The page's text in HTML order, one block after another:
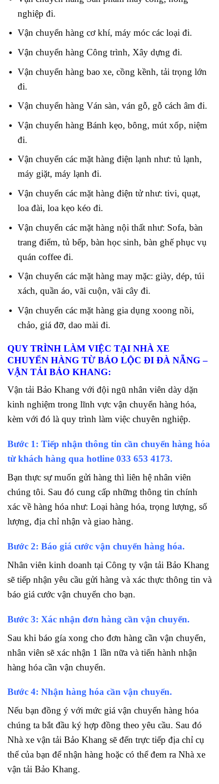
nghiệp đi.
Vận chuyển hàng cơ khí, máy móc các loại đi.
Vận chuyển hàng Công trình, Xây dựng đi.
Vận chuyển hàng bao xe, cồng kềnh, tải trọng lớn
đi.
Vận chuyển hàng Ván sàn, ván gỗ, gỗ cách âm đi.
Vận chuyển hàng Bánh kẹo, bông, mút xốp, niệm
đi.
Vận chuyển các mặt hàng điện lạnh như: tủ lạnh,
máy giặt, máy lạnh đi.
Vận chuyển các mặt hàng điện tử như: tivi, quạt,
loa đài, loa kẹo kéo đi.
Vận chuyển các mặt hàng nội thất như: Sofa, bàn
trang điểm, tủ bếp, bàn học sinh, bàn ghế phục vụ
quán coffee đi.
Vận chuyển các mặt hàng may mặc: giày, dép, túi
xách, quần áo, vãi cuộn, vãi cây đi.
Vận chuyển các mặt hàng gia dụng xoong nồi,
chảo, giá đỡ, dao mài đi.
QUY TRÌNH LÀM VIỆC TẠI NHÀ XE
CHUYỂN HÀNG TỪ BẢO LỘC ĐI ĐÀ NẴNG –
VẬN TẢI BẢO KHANG:
Vận tải Bảo Khang với đội ngũ nhân viên dày dặn
kinh nghiệm trong lĩnh vực vận chuyển hàng hóa,
kèm với đó là quy trình làm việc chuyên nghiệp.
Bước 1: Tiếp nhận thông tin cần chuyển hàng hóa
từ khách hàng qua hotline 033 653 4173.
Bạn thực sự muốn gửi hàng thì liên hệ nhân viên
chúng tôi. Sau đó cung cấp những thông tin chính
xác về hàng hóa như: Loại hàng hóa, trọng lượng, số
lượng, địa chỉ nhận và giao hàng.
Bước 2: Báo giá cước vận chuyển hàng hóa.
Nhân viên kinh doanh tại Công ty vận tải Bảo Khang
sẽ tiếp nhận yêu cầu gửi hàng và xác thực thông tin và
báo giá cước vận chuyển cho bạn.
Bước 3: Xác nhận đơn hàng cần vận chuyển.
Sau khi báo gía xong cho đơn hàng cần vận chuyển,
nhân viên sẽ xác nhận 1 lần nữa và tiến hành nhận
hàng hóa cần vận chuyển.
Bước 4: Nhận hàng hóa cần vận chuyển.
Nếu bạn đồng ý với mức giá vận chuyển hàng hóa
chúng ta bắt đầu ký hợp đồng theo yêu cầu. Sau đó
Nhà xe vận tải Bảo Khang sẽ đến trực tiếp địa chỉ cụ
thể của bạn để nhận hàng hoặc có thể đem ra Nhà xe
vận tải Bảo Khang.